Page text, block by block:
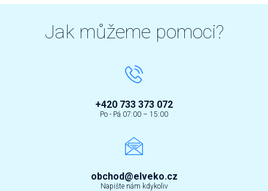
Jak můžeme pomoci?
+420 733 373 072
Po - Pá 07:00 – 15:00
obchod@elveko.cz
Napište nám kdykoliv